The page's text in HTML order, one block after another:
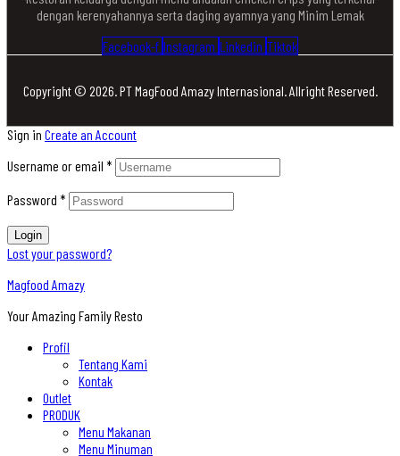
dengan kerenyahannya serta daging ayamnya yang Minim Lemak
Facebook-f Instagram Linkedin Tiktok
Copyright © 2026. PT MagFood Amazy Internasional. Allright Reserved.
Sign in Create an Account
Username or email *
Password *
Login
Lost your password?
Magfood Amazy
Your Amazing Family Resto
Profil
Tentang Kami
Kontak
Outlet
PRODUK
Menu Makanan
Menu Minuman